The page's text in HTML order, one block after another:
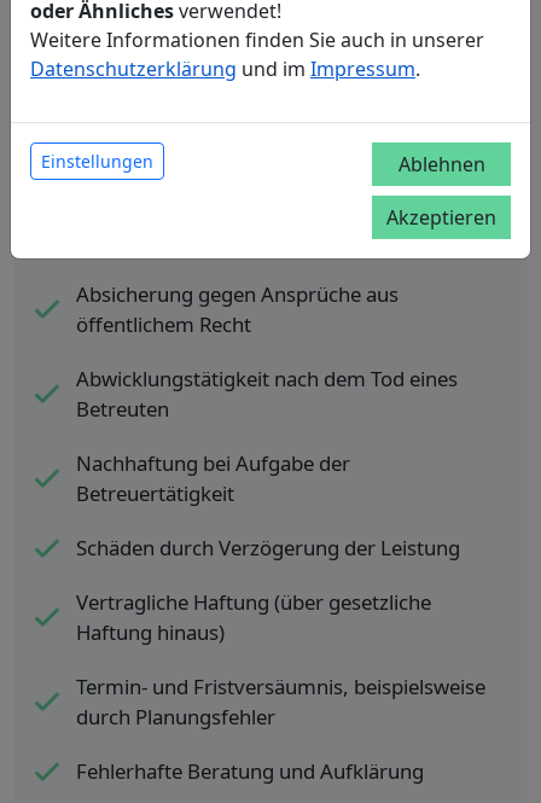
Was deckt die Vermögensschadenhaftpflicht
für Berufsbetreuer ab und was nicht?
Absicherung gegen Ansprüche aus
öffentlichem Recht
Abwicklungstätigkeit nach dem Tod eines
Betreuten
Nachhaftung bei Aufgabe der
Betreuertätigkeit
Schäden durch Verzögerung der Leistung
Vertragliche Haftung (über gesetzliche
Haftung hinaus)
Termin- und Fristversäumnis, beispielsweise
durch Planungsfehler
Fehlerhafte Beratung und Aufklärung
oder Ähnlichesverwendet!
Weitere Informationen finden Sie auch in unserer
Datenschutzerklärung und im Impressum.
Einstellungen
Ablehnen
Akzeptieren